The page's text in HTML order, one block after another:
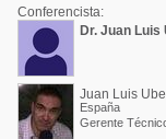
Conferencista:
Dr. Juan Luis
Juan Luis
España
Gerente